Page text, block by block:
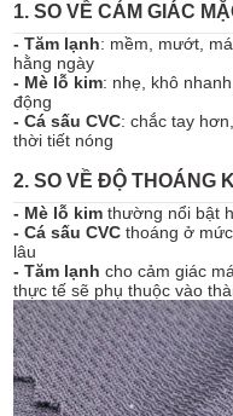
1. SO VỀ CẢM GIÁC
- Tăm lạnh: mềm, mướt,
hằng ngày
- Mè lỗ kim: nhẹ, khô
động
- Cá sấu CVC: chắc tay
thời tiết nóng
2. SO VỀ ĐỘ THOÁNG
- Mè lỗ kim thường nổi bật
- Cá sấu CVC thoáng ở
lâu
- Tăm lạnh cho cảm giác
thực tế sẽ phụ thuộc vào